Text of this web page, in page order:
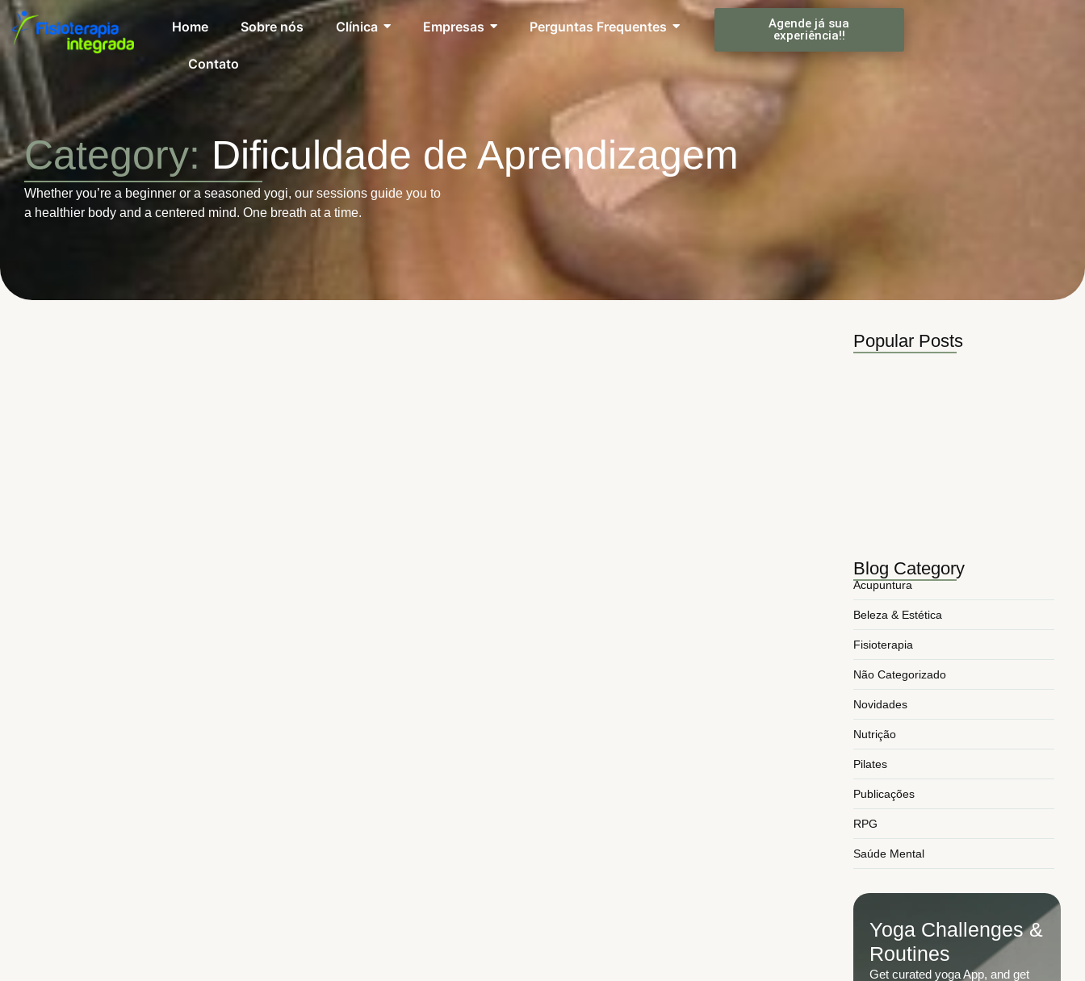
Home Sobre nós Clínica Empresas Perguntas Frequentes
Contato
Agende já sua
experiência!!
Category: Dificuldade de Aprendizagem
Whether you’re a beginner or a seasoned yogi, our sessions guide you to
a healthier body and a centered mind. One breath at a time.
Popular Posts
Blog Category
Acupuntura
Beleza & Estética
Fisioterapia
Não Categorizado
Novidades
Nutrição
Pilates
Publicações
RPG
Saúde Mental
Yoga Challenges &
Routines
Get curated yoga App, and get